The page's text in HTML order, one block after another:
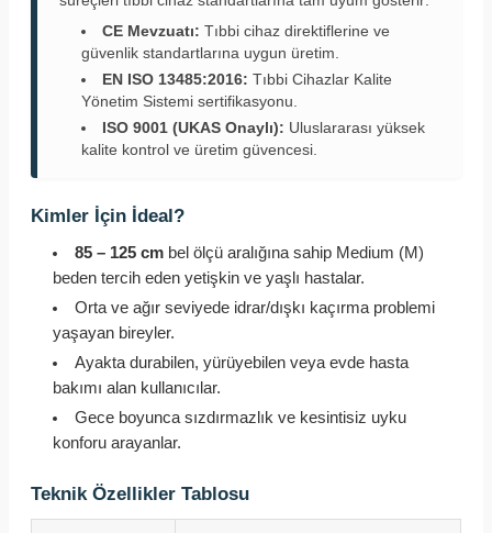
CE Mevzuatı: Tıbbi cihaz direktiflerine ve
güvenlik standartlarına uygun üretim.
EN ISO 13485:2016: Tıbbi Cihazlar Kalite
Yönetim Sistemi sertifikasyonu.
ISO 9001 (UKAS Onaylı): Uluslararası yüksek
kalite kontrol ve üretim güvencesi.
Kimler İçin İdeal?
85 – 125 cmbel ölçü aralığına sahip Medium (M)
beden tercih eden yetişkin ve yaşlı hastalar.
Orta ve ağır seviyede idrar/dışkı kaçırma problemi
yaşayan bireyler.
Ayakta durabilen, yürüyebilen veya evde hasta
bakımı alan kullanıcılar.
Gece boyunca sızdırmazlık ve kesintisiz uyku
konforu arayanlar.
Teknik Özellikler Tablosu